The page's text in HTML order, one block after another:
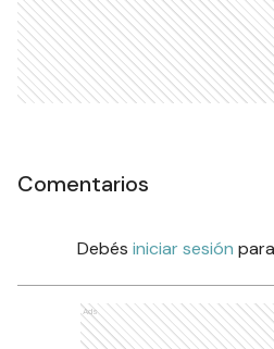
Comentarios
Debés iniciar sesión
Ads